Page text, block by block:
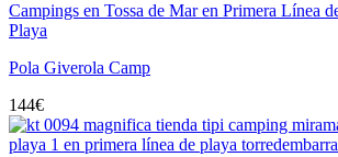
Campings en Tossa de Mar en Primera Línea
Playa
Pola Giverola Camp
144€